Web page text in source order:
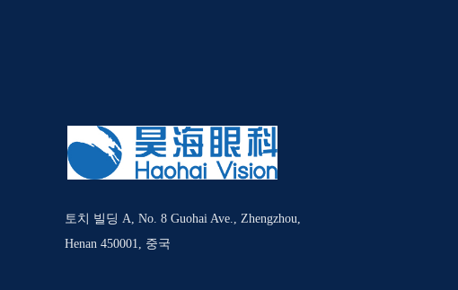
토치 빌딩 A, No. 8 Guohai Ave., Zhengzhou,
Henan 450001, 중국